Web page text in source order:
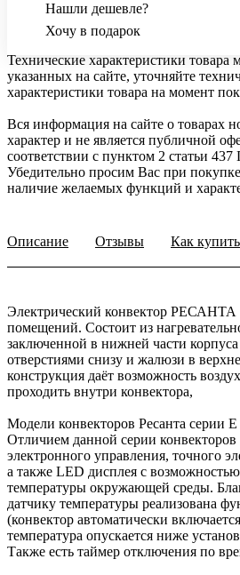
Нашли дешевле?
Хочу в подарок
Технические характеристики товара
указанных на сайте, уточняйте
характеристики товара на момент
Вся информация на сайте о товарах
характер и не является публичной
соответствии с пунктом 2 статьи
Убедительно просим Вас при
наличие желаемых функций и
Описание Отзывы Как купить
Электрический конвектор РЕСАНТА
помещений. Состоит из
заключенной в нижней части
отверстиями снизу и жалюзи в
конструкция даёт возможность
проходить внутри конвектора,
Модели конвекторов Ресанта серии Е
Отличием данной серии конвекторов
электронного управления, точного
а также LED дисплея с
температуры окружающей среды.
датчику температуры реализована
(конвектор автоматически
температура опускается ниже
Также есть таймер отключения по